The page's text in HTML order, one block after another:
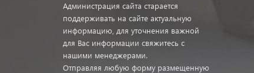
Администрация сайта старается
поддерживать на сайте актуальную
информацию, для уточнения важной
для Вас информации свяжитесь с
нашими менеджерами.
Отправляя любую форму размещенную